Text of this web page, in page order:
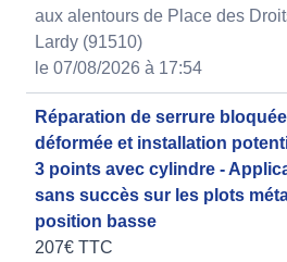
aux alentours de Place des
Lardy (91510)
le 07/08/2026 à 17:54
Réparation de serrure
déformée et installation
3 points avec cylindre -
sans succès sur les plots
position basse
207€ TTC